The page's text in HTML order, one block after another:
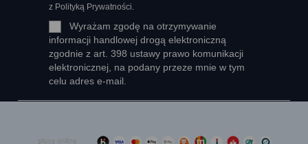
z Polityką Prywatności.
Wyrażam zgodę na otrzymywanie
informacji handlowej drogą elektroniczną
zgodnie z art. 398 ustawy prawo komunikacji
elektronicznej, na podany przeze mnie w tym
celu adres e-mail.